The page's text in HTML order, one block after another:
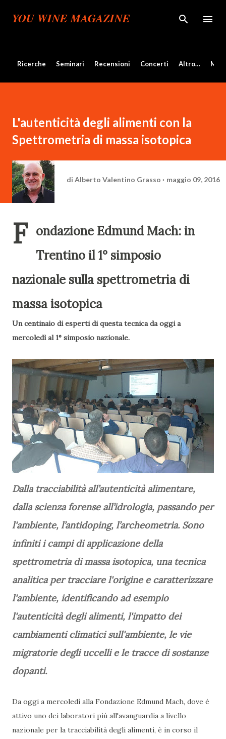
Passa ai contenuti principali
YOU WINE MAGAZINE
Ricerche Seminari Recensioni Concerti Altro…
L'autenticità degli alimenti con la
Spettrometria di massa isotopica
di Alberto Valentino Grasso maggio 09, 2016
F ondazione Edmund Mach: in
Trentino il 1° simposio
nazionale sulla spettrometria di
Un centinaio di esperti di questa tecnica da oggi a
mercoledì al 1° simposio nazionale.
Dalla tracciabilità all’autenticità alimentare,
dalla scienza forense all’idrologia, passando per
l'ambiente, l’antidoping, l’archeometria. Sono
infiniti i campi di applicazione della
spettrometria di massa isotopica, una tecnica
analitica per tracciare l'origine e caratterizzare
l'ambiente, identificando ad esempio
l'autenticità degli alimenti, l'impatto dei
cambiamenti climatici sull'ambiente, le vie
migratorie degli uccelli e le tracce di sostanze
dopanti.
Da oggi a mercoledì alla Fondazione Edmund Mach, dove è
attivo uno dei laboratori più all'avanguardia a livello
nazionale per la tracciabilità degli alimenti, è in corso il